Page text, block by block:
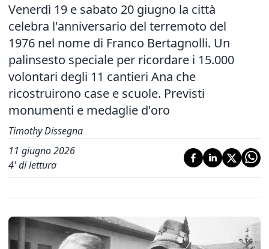
Venerdì 19 e sabato 20 giugno la città
celebra l'anniversario del terremoto del
1976 nel nome di Franco Bertagnolli. Un
palinsesto speciale per ricordare i 15.000
volontari degli 11 cantieri Ana che
ricostruirono case e scuole. Previsti
monumenti e medaglie d'oro
Timothy Dissegna
11 giugno 2026
4' di lettura